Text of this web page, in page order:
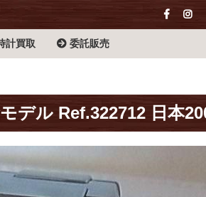
計買取 委託販売
デル Ref.322712 日本